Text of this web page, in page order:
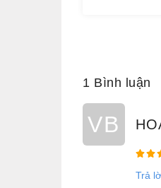
1 Bình luận
VB
Trả